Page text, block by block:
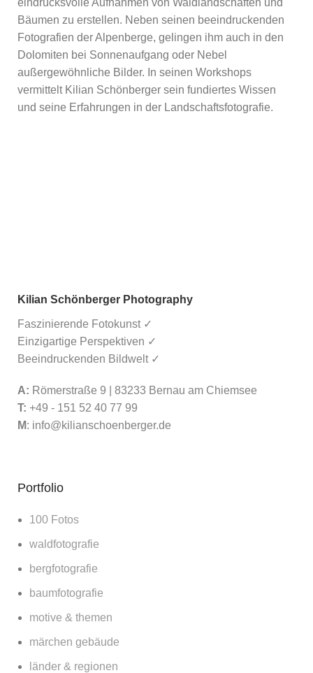
eindrucksvolle Aufnahmen von Waldlandschaften und
Bäumen zu erstellen. Neben seinen beeindruckenden
Fotografien der Alpenberge, gelingen ihm auch in den
Dolomiten bei Sonnenaufgang oder Nebel
außergewöhnliche Bilder. In seinen Workshops
vermittelt Kilian Schönberger sein fundiertes Wissen
und seine Erfahrungen in der Landschaftsfotografie.
Kilian Schönberger Photography
Faszinierende Fotokunst ✓
Einzigartige Perspektiven ✓
Beeindruckenden Bildwelt ✓
A: Römerstraße 9 | 83233 Bernau am Chiemsee
T: +49 - 151 52 40 77 99
M: info@kilianschoenberger.de
Portfolio
100 Fotos
waldfotografie
bergfotografie
baumfotografie
motive & themen
märchen gebäude
länder & regionen